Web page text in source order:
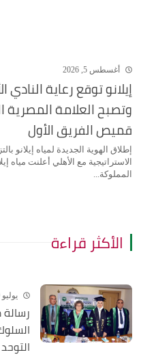
أغسطس 5, 2026
وتصبح العلامة المصرية
قميص الفريق الأول
إطلاق الهوية الجديدة لمياه إيلانو
الاستراتيجية مع الأهلي أعلنت مياه
المملوكة...
الأكثر قراءة
يوليو 9, 2025
التوحد